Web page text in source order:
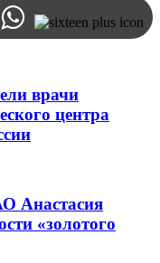
врачи
центра
Анастасия
«золотого